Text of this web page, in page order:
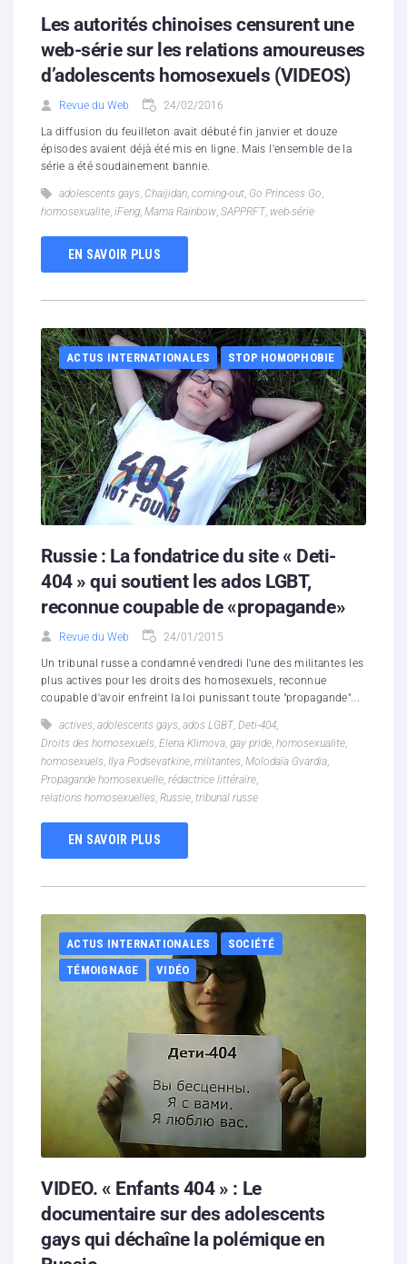
Les autorités chinoises censurent une
web-série sur les relations amoureuses
d’adolescents homosexuels (VIDEOS)
Revue du Web 24/02/2016
La diffusion du feuilleton avait débuté fin janvier et douze
épisodes avaient déjà été mis en ligne. Mais l'ensemble de la
série a été soudainement bannie.
adolescents gays, Chaijidan, coming-out, Go Princess Go,
homosexualite, iFeng, Mama Rainbow, SAPPRFT, web-série
EN SAVOIR PLUS
ACTUS INTERNATIONALES STOP HOMOPHOBIE
Russie : La fondatrice du site « Deti-
404 » qui soutient les ados LGBT,
reconnue coupable de «propagande»
Revue du Web 24/01/2015
Un tribunal russe a condamné vendredi l'une des militantes les
plus actives pour les droits des homosexuels, reconnue
coupable d'avoir enfreint la loi punissant toute "propagande"...
actives adolescents gays ados LGBT, Deti-404
Droits des homosexuels Elena Klimova gay pride homosexualite
homosexuels Ilya Podsevatkine militantes Molodaïa Gvardia
Propagande homosexuelle rédactrice littéraire
relations homosexuelles Russie tribunal russe
EN SAVOIR PLUS
ACTUS INTERNATIONALES
SOCIÉTÉ
TÉMOIGNAGE
VIDÉO
VIDEO. « Enfants 404 » : Le
documentaire sur des adolescents
gays qui déchaîne la polémique en